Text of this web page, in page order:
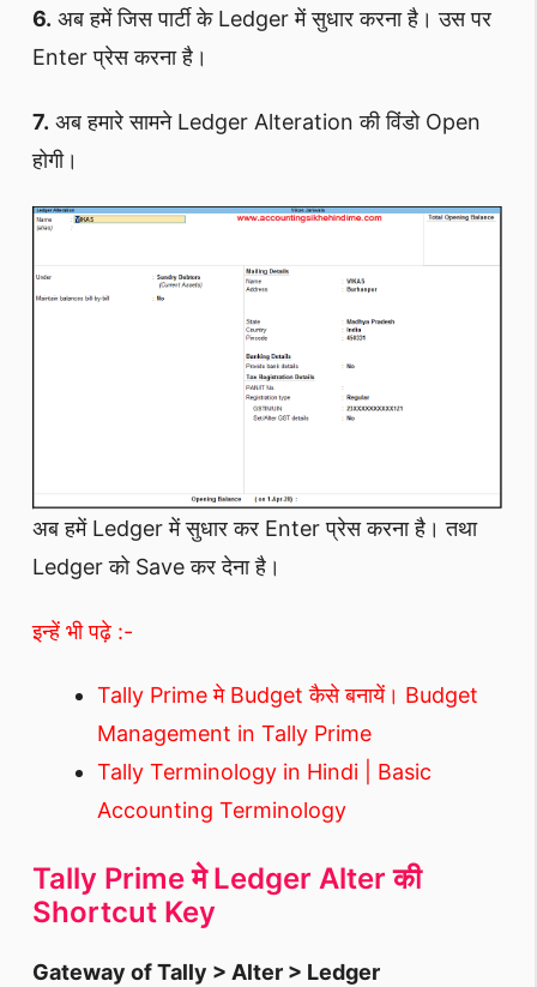
6. अब हमें जिस पार्टी के Ledger में सुधार करना है। उस पर
Enter प्रेस करना है।
7. अब हमारे सामने Ledger Alteration की विंडो Open
होगी।
अब हमें Ledger में सुधार कर Enter प्रेस करना है। तथा
Ledger को Save कर देना है।
इन्हें भी पढ़े :-
Tally Prime मे Budget कैसे बनायें। Budget
Management in Tally Prime
Tally Terminology in Hindi | Basic
Accounting Terminology
Tally Prime मे Ledger Alter की
Shortcut Key
Gateway of Tally > Alter > Ledger